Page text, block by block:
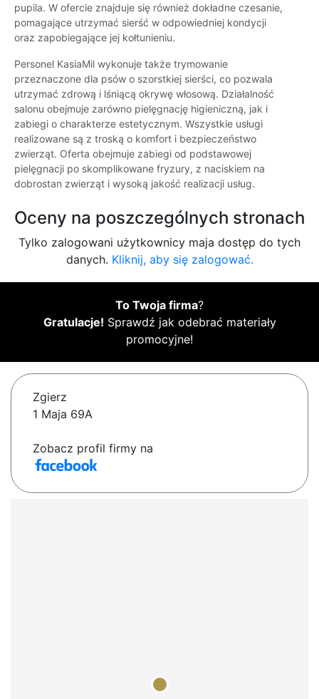
pupila. W ofercie znajduje się również dokładne czesanie,
pomagające utrzymać sierść w odpowiedniej kondycji
oraz zapobiegające jej kołtunieniu.
Personel KasiaMil wykonuje także trymowanie
przeznaczone dla psów o szorstkiej sierści, co pozwala
utrzymać zdrową i lśniącą okrywę włosową. Działalność
salonu obejmuje zarówno pielęgnację higieniczną, jak i
zabiegi o charakterze estetycznym. Wszystkie usługi
realizowane są z troską o komfort i bezpieczeństwo
zwierząt. Oferta obejmuje zabiegi od podstawowej
pielęgnacji po skomplikowane fryzury, z naciskiem na
dobrostan zwierząt i wysoką jakość realizacji usług.
Oceny na poszczególnych stronach
Tylko zalogowani użytkownicy maja dostęp do tych
danych. Kliknij, aby się zalogować.
To Twoja firma?
Gratulacje! Sprawdź jak odebrać materiały
promocyjne!
Zgierz
1 Maja 69A
Zobacz profil firmy na